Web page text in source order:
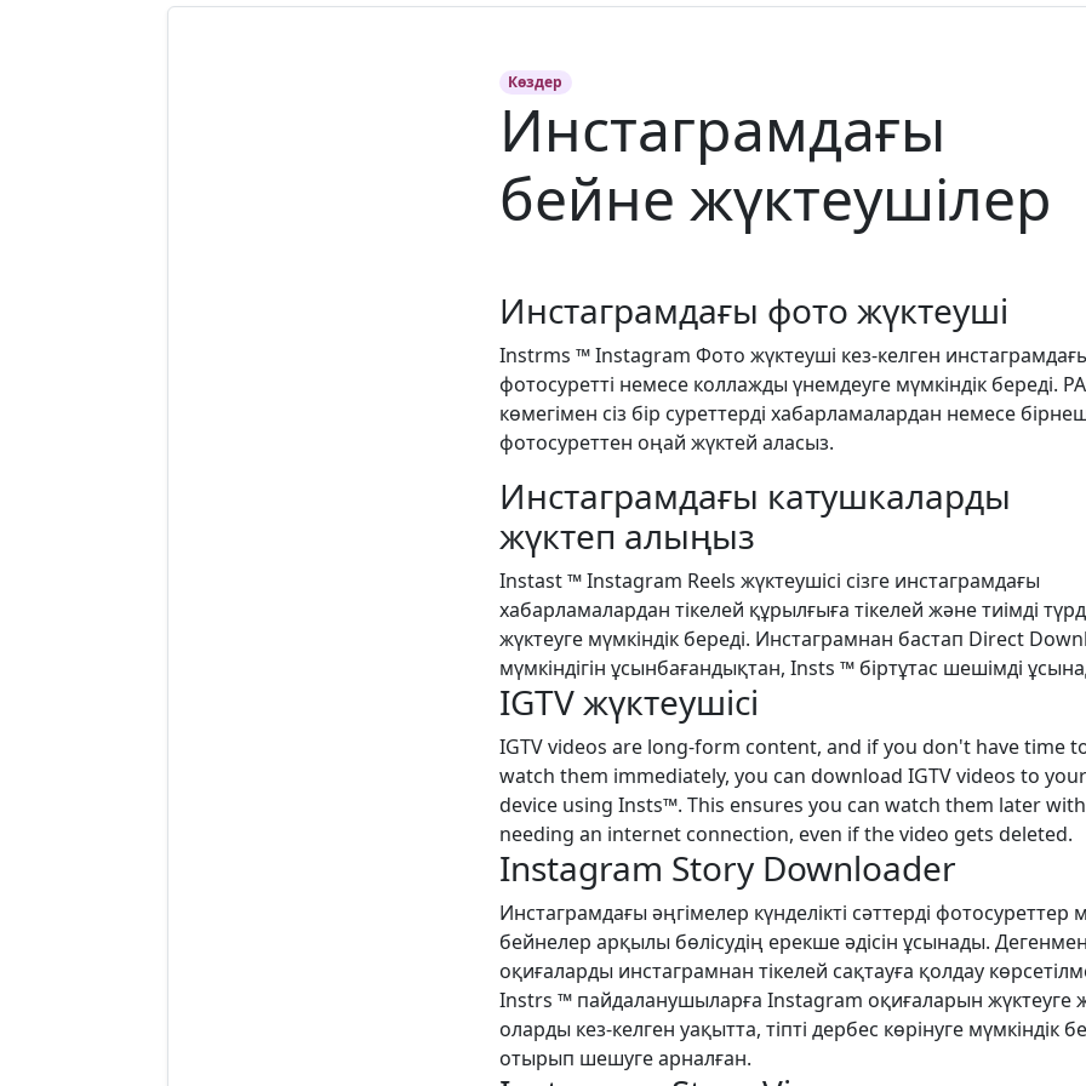
Көздер
Инстаграмдағы
бейне жүктеушілер
Инстаграмдағы фото жүктеуші
Instrms ™ Instagram Фото жүктеуші кез-келген
фотосуретті немесе коллажды үнемдеуге мүмкіндік береді.
көмегімен сіз бір суреттерді хабарламалардан немесе
фотосуреттен оңай жүктей аласыз.
Инстаграмдағы катушкаларды
жүктеп алыңыз
Instast ™ Instagram Reels жүктеушісі сізге инстаграмдағы
хабарламалардан тікелей құрылғыға тікелей және тиімді
жүктеуге мүмкіндік береді. Инстаграмнан бастап Direct
мүмкіндігін ұсынбағандықтан, Insts ™ біртұтас шешімді
IGTV жүктеушісі
IGTV videos are long-form content, and if you don't have time
watch them immediately, you can download IGTV videos to your
device using Insts™. This ensures you can watch them later
needing an internet connection, even if the video gets deleted.
Instagram Story Downloader
Инстаграмдағы әңгімелер күнделікті сәттерді фотосуреттер
бейнелер арқылы бөлісудің ерекше әдісін ұсынады.
оқиғаларды инстаграмнан тікелей сақтауға қолдау
Instrs ™ пайдаланушыларға Instagram оқиғаларын жүктеуге
оларды кез-келген уақытта, тіпті дербес көрінуге мүмкіндік
отырып шешуге арналған.